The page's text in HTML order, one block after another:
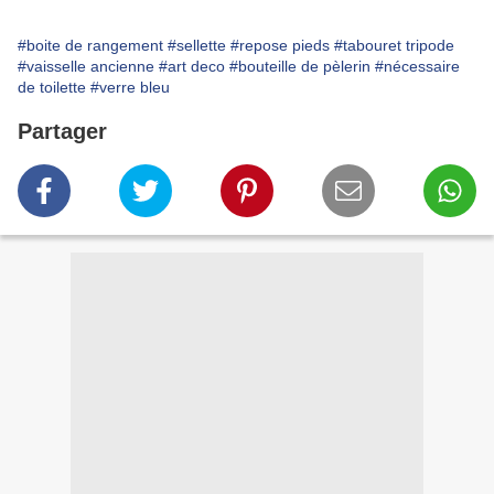
#boite de rangement #sellette #repose pieds #tabouret tripode
#vaisselle ancienne #art deco #bouteille de pèlerin #nécessaire
de toilette #verre bleu
Partager